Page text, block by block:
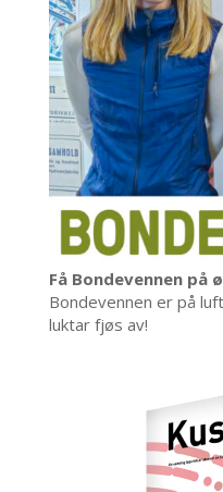
Få Bondevennen på
Bondevennen er på
luktar fjøs av!